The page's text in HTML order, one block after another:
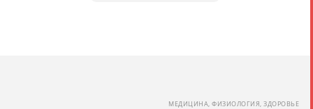
МЕДИЦИНА, ФИЗИОЛОГИЯ, ЗДОРОВЬЕ